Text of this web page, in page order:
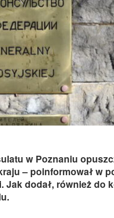
w Poznaniu
– poinformował w
Jak dodał, również do